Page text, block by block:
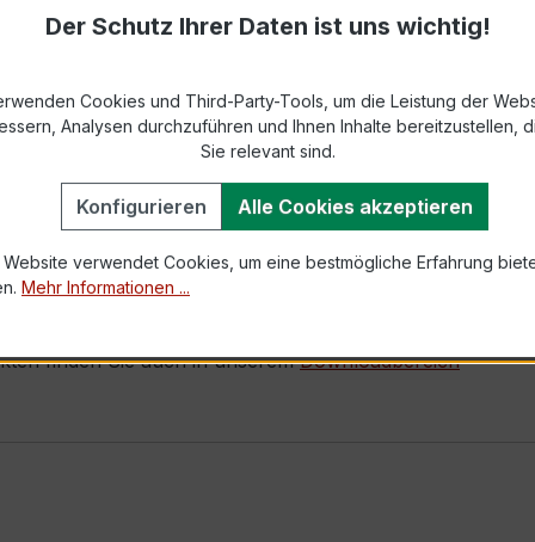
seine sehr kompakte Bauform, hohe Zuverlässigkeit
wird (z. B. kleinere Verteiler, Messplätze, Energie-
oder konfigurieren für Sie weitere Varianten der
finden Sie auch in unseremDownloadbereich
Der Schutz Ihrer Daten ist uns wichtig!
Cookies und Third-Party-Tools, um die Leistung der
Analysen durchzuführen und Ihnen Inhalte bereitzustellen,
Sie relevant sind.
Konfigurieren Alle Cookies akzeptieren
Website verwendet Cookies, um eine bestmögliche Erfahrung
Mehr Informationen ...